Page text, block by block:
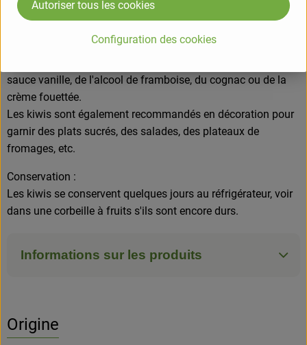
Vous pouvez les couper en 2 et les déguster à la petite
Vous mangez les fines graines avec. Vous pouvez affiner le
sauce vanille, de l'alcool de framboise, du cognac ou de la
crème fouettée.
Les kiwis sont également recommandés en décoration pour
garnir des plats sucrés, des salades, des plateaux de
fromages, etc.
Conservation :
Les kiwis se conservent quelques jours au réfrigérateur, voir
dans une corbeille à fruits s'ils sont encore durs.
Informations sur les produits
Origine
Configuration des cookies
Autoriser tous les cookies